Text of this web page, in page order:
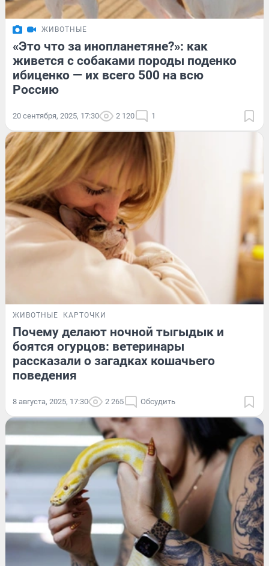
ЖИВОТНЫЕ
«Это что за инопланетяне?»: как
живется с собаками породы поденко
ибиценко — их всего 500 на всю
Россию
20 сентября, 2025, 17:30 2 120 1
ЖИВОТНЫЕ КАРТОЧКИ
Почему делают ночной тыгыдык и
боятся огурцов: ветеринары
рассказали о загадках кошачьего
поведения
8 августа, 2025, 17:30 2 265 Обсудить